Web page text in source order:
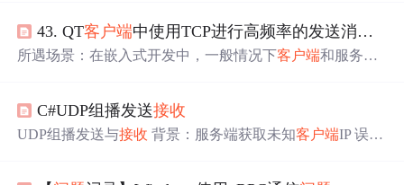
_HeartBagNetworking.GetSocket(); fd_set fdSocket; FD_ZER
O(&fdSocket); FD_SET(bcSocket, &fdS
43. QT客户端中使用TCP进行高频率的发送消息导致服务端
所遇场景：在嵌入式开发中，一般情况下客户端和服务端
在QT中开发的客户端使用TCP发送的指令，在服务端能够
完整的接收。**第三步：**将指令集进行分割，并取出第
C#UDP组播发送接收
UDP组播发送与接收 背景：服务端获取未知客户端IP 误